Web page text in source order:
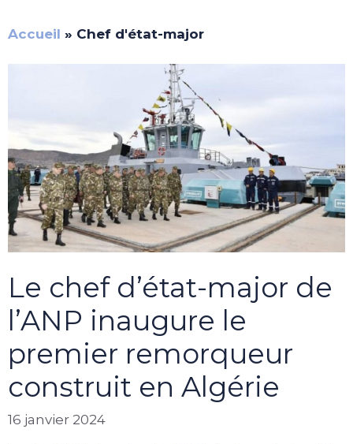
Accueil » Chef d'état-major
Le chef d’état-major de
l’ANP inaugure le
premier remorqueur
construit en Algérie
16 janvier 2024